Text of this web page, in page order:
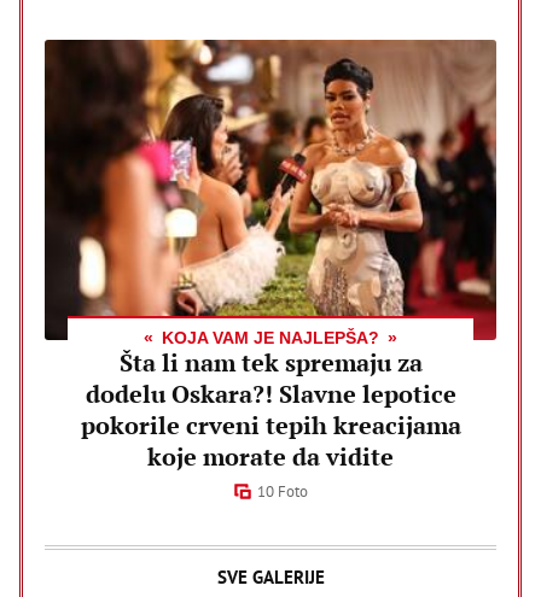
KOJA VAM JE NAJLEPŠA?
Šta li nam tek spremaju za
dodelu Oskara?! Slavne lepotice
pokorile crveni tepih kreacijama
koje morate da vidite
10 Foto
SVE GALERIJE